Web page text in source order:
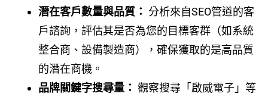
潛在客戶數量與品質： 分析來自SEO管道的客
戶諮詢，評估其是否為您的目標客群（如系統
整合商、設備製造商），確保獲取的是高品質
的潛在商機。
品牌關鍵字搜尋量： 觀察搜尋「啟威電子」等